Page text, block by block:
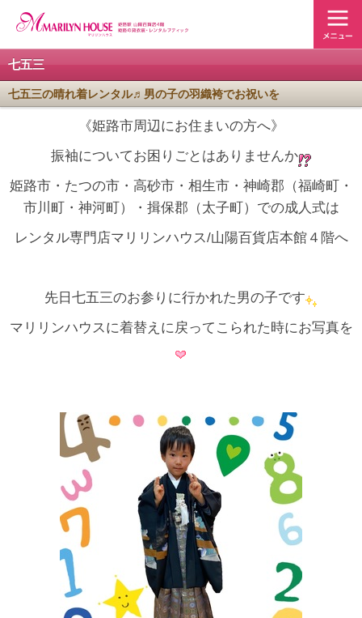
七五三
七五三の晴れ着レンタル♬男の子の羽織袴でお祝いを
《姫路市周辺にお住まいの方へ》
振袖についてお困りごとはありませんか
姫路市・たつの市・高砂市・相生市・神崎郡（福崎町・
市川町・神河町）・揖保郡（太子町）での成人式は
レンタル専門店マリリンハウス/山陽百貨店本館４階へ
先日七五三のお参りに行かれた男の子です
マリリンハウスに着替えに戻ってこられた時にお写真を